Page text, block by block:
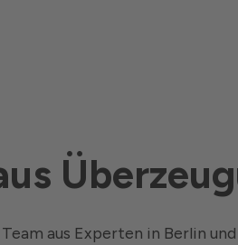
aus Experten in Berlin